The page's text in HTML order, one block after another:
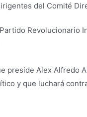
del Comité
Revolucionario
Alex Alfredo
y que luchará